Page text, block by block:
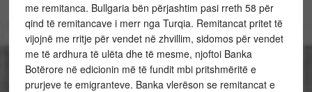
me remitanca. Bullgaria bën përjashtim pasi rreth 58 për
qind të remitancave i merr nga Turqia. Remitancat pritet të
vijojnë me rritje për vendet në zhvillim, sidomos për vendet
me të ardhura të ulëta dhe të mesme, njoftoi Banka
Botërore në edicionin më të fundit mbi pritshmëritë e
prurjeve te emigranteve. Banka vlerëson se remitancat e